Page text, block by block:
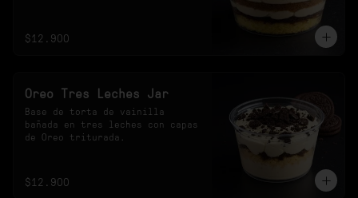
$12.900
Oreo Tres Leches Jar
Base de torta de vainilla
bañada en tres leches con capas
de Oreo triturada.
$12.900